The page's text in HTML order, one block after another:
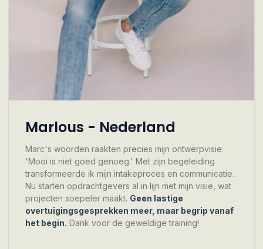
Marlous - Nederland
Marc's woorden raakten precies mijn ontwerpvisie:
'Mooi is niet goed genoeg.' Met zijn begeleiding
transformeerde ik mijn intakeproces en communicatie.
Nu starten opdrachtgevers al in lijn met mijn visie, wat
projecten soepeler maakt. Geen lastige
overtuigingsgesprekken meer, maar begrip vanaf
het begin. Dank voor de geweldige training!